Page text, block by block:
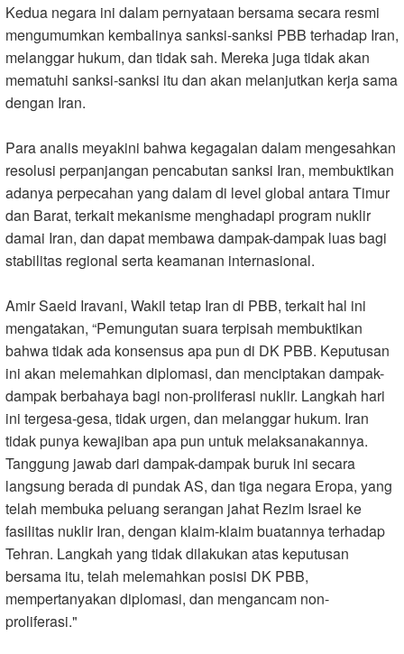
Kedua negara ini dalam pernyataan bersama secara resmi
mengumumkan kembalinya sanksi-sanksi PBB terhadap Iran,
melanggar hukum, dan tidak sah. Mereka juga tidak akan
mematuhi sanksi-sanksi itu dan akan melanjutkan kerja sama
dengan Iran.
Para analis meyakini bahwa kegagalan dalam mengesahkan
resolusi perpanjangan pencabutan sanksi Iran, membuktikan
adanya perpecahan yang dalam di level global antara Timur
dan Barat, terkait mekanisme menghadapi program nuklir
damai Iran, dan dapat membawa dampak-dampak luas bagi
stabilitas regional serta keamanan internasional.
Amir Saeid Iravani, Wakil tetap Iran di PBB, terkait hal ini
mengatakan, “Pemungutan suara terpisah membuktikan
bahwa tidak ada konsensus apa pun di DK PBB. Keputusan
ini akan melemahkan diplomasi, dan menciptakan dampak-
dampak berbahaya bagi non-proliferasi nuklir. Langkah hari
ini tergesa-gesa, tidak urgen, dan melanggar hukum. Iran
tidak punya kewajiban apa pun untuk melaksanakannya.
Tanggung jawab dari dampak-dampak buruk ini secara
langsung berada di pundak AS, dan tiga negara Eropa, yang
telah membuka peluang serangan jahat Rezim Israel ke
fasilitas nuklir Iran, dengan klaim-klaim buatannya terhadap
Tehran. Langkah yang tidak dilakukan atas keputusan
bersama itu, telah melemahkan posisi DK PBB,
mempertanyakan diplomasi, dan mengancam non-
proliferasi."